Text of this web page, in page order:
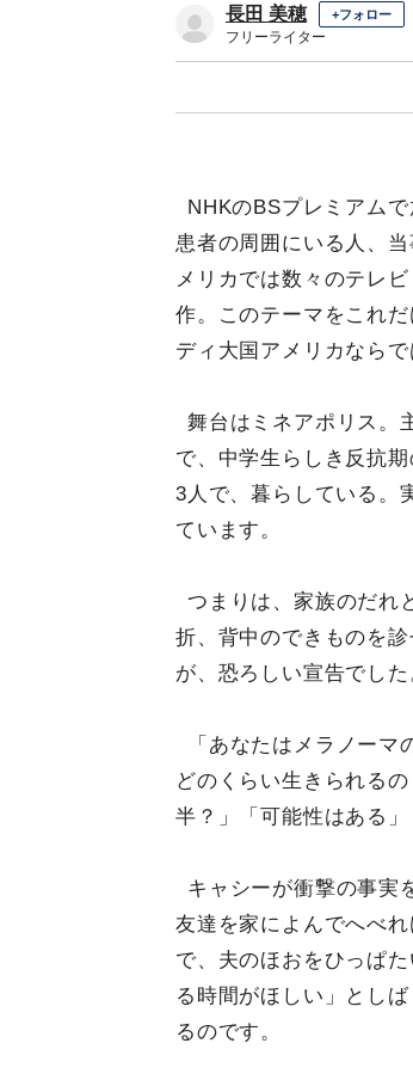
長田 美穂 +フォロー
フリーライター
NHKのBSプレミアム
患者の周囲にいる人、
メリカでは数々のテレ
作。このテーマをこれ
ディ大国アメリカならで
舞台はミネアポリス。
で、中学生らしき反抗
3人で、暮らしている。
ています。
つまりは、家族のだれ
折、背中のできものを
が、恐ろしい宣告でした
「あなたはメラノー
どのくらい生きられる
半？」「可能性はある
キャシーが衝撃の事実
友達を家によんでへべ
で、夫のほおをひっぱ
る時間がほしい」とし
るのです。